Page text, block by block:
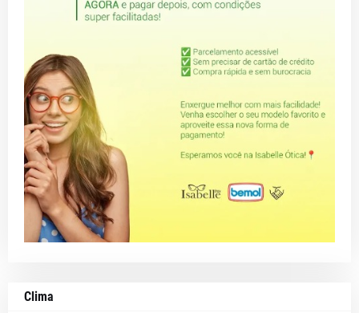
Clima